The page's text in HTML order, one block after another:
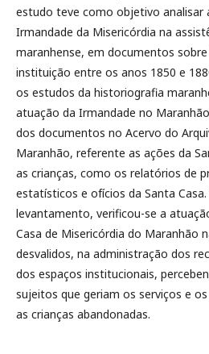
estudo teve como objetivo analisar
Irmandade da Misericórdia na
maranhense, em documentos
instituição entre os anos 1850 e
os estudos da historiografia
atuação da Irmandade no
dos documentos no Acervo do
Maranhão, referente as ações da
as crianças, como os relatórios de
estatísticos e ofícios da Santa
levantamento, verificou-se a
Casa de Misericórdia do Maranhão
desvalidos, na administração dos
dos espaços institucionais,
sujeitos que geriam os serviços e
as crianças abandonadas.